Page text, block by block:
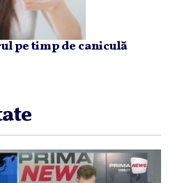
pe timp de caniculă